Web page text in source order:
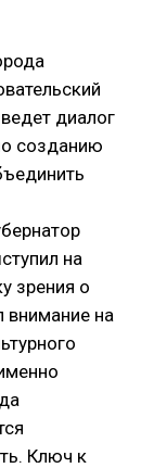
диалог
созданию
на
зрения о
внимание на
Ключ к